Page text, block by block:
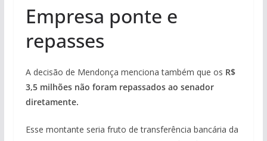
Empresa ponte e
repasses
A decisão de Mendonça menciona também que os R$
3,5 milhões não foram repassados ao senador
diretamente.
Esse montante seria fruto de transferência bancária da